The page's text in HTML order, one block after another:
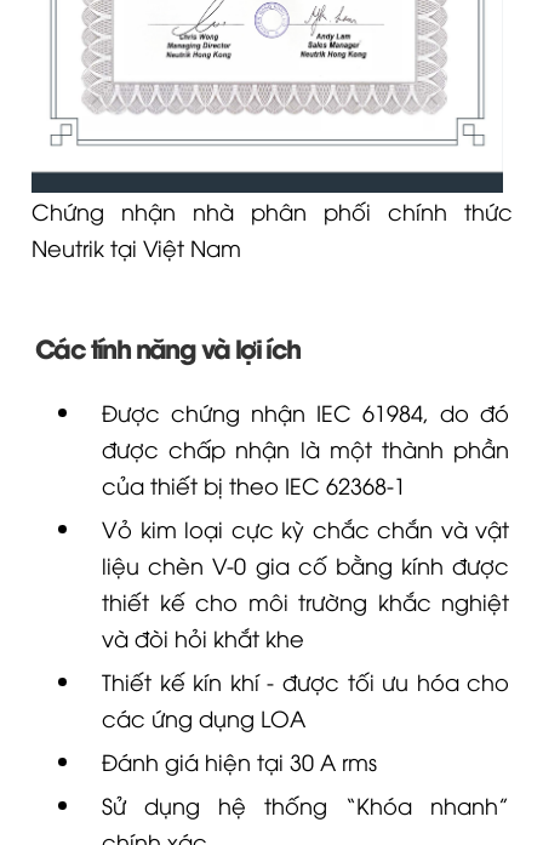
Chứng nhận nhà phân phối chính thức
Neutrik tại Việt Nam
Các tính năng và lợi ích
Được chứng nhận IEC 61984, do đó
được chấp nhận là một thành phần
của thiết bị theo IEC 62368-1
Vỏ kim loại cực kỳ chắc chắn và vật
liệu chèn V-0 gia cố bằng kính được
thiết kế cho môi trường khắc nghiệt
và đòi hỏi khắt khe
Thiết kế kín khí - được tối ưu hóa cho
các ứng dụng LOA
Đánh giá hiện tại 30 A rms
Sử dụng hệ thống “Khóa nhanh”